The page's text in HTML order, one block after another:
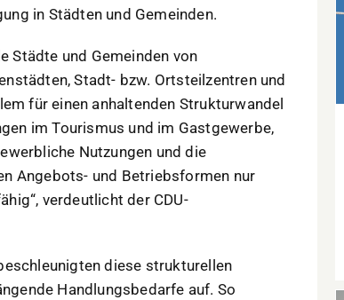
in Städten und Gemeinden.
Städte und Gemeinden von
Stadt- bzw. Ortsteilzentren und
für einen anhaltenden Strukturwandel
im Tourismus und im Gastgewerbe,
Nutzungen und die
Angebots- und Betriebsformen nur
verdeutlicht der CDU-
diese strukturellen
Handlungsbedarfe auf. So